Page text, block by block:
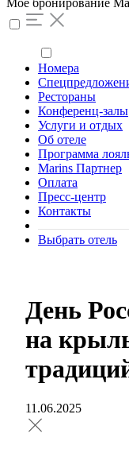
Моё бронирование
Номера
Рестораны
Конференц-залы
Услуги и отдых
Об отеле
Программа
Marins Партнер
Оплата
Пресс-центр
Контакты
Выбрать отель
День
на
11.06.2025